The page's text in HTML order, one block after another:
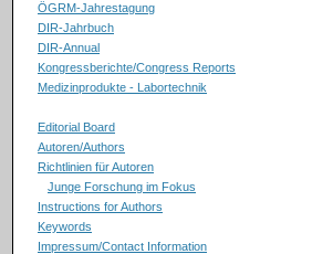
ÖGRM-Jahrestagung
DIR-Jahrbuch
DIR-Annual
Kongressberichte/Congress Reports
Medizinprodukte - Labortechnik
Editorial Board
Autoren/Authors
Richtlinien für Autoren
Junge Forschung im Fokus
Instructions for Authors
Keywords
Impressum/Contact Information